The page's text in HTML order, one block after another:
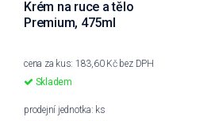
Krém na ruce a tělo
Premium, 475ml
cena za kus: 183,60 Kč bez DPH
Skladem
prodejní jednotka: ks